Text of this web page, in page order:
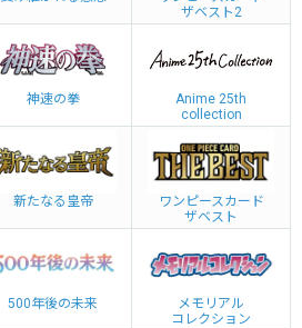
ザベスト2
神速の拳
Anime 25th
collection
新たなる皇帝
ワンピースカード
ザベスト
500年後の未来
メモリアル
コレクション